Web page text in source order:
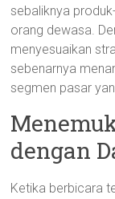
sebaliknya
orang dewasa.
menyesuaikan
sebenarnya
segmen pasar
dengan
Ketika berbicara